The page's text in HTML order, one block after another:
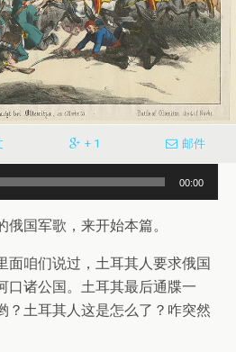
+ 1 邮件
00:00
国军歌，来开始本篇。
面咱们说过，土耳其人要求俄国
口诸公国。土耳其最后通牒一
？土耳其人这是怎么了？咋突然